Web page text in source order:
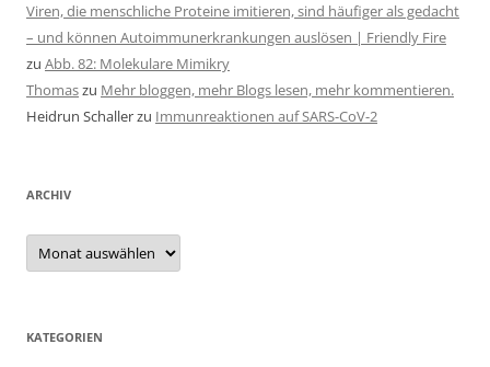
Viren, die menschliche Proteine imitieren, sind häufiger als gedacht
– und können Autoimmunerkrankungen auslösen | Friendly Fire
zu Abb. 82: Molekulare Mimikry
Thomaszu Mehr bloggen, mehr Blogs lesen, mehr kommentieren.
Heidrun Schallerzu Immunreaktionen auf SARS-CoV-2
ARCHIV
Archiv
KATEGORIEN